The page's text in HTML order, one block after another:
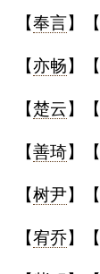
【奉言】【
【亦畅】【
【楚云】【
【善琦】【
【树尹】【
【宥乔】【